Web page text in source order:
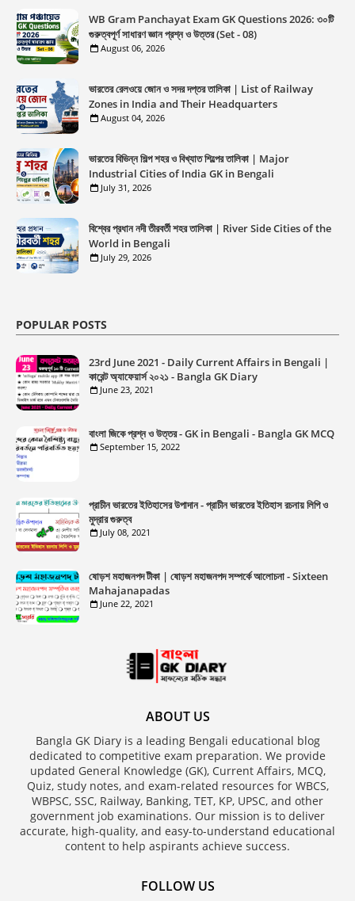
WB Gram Panchayat Exam GK Questions 2026: ৩০টি
গুরুত্বপূর্ণ সাধারণ জ্ঞান প্রশ্ন ও উত্তর (Set - 08)
August 06, 2026
ভারতের রেলওয়ে জোন ও সদর দপ্তর তালিকা | List of Railway
Zones in India and Their Headquarters
August 04, 2026
ভারতের বিভিন্ন শিল্প শহর ও বিখ্যাত শিল্পের তালিকা | Major
Industrial Cities of India GK in Bengali
July 31, 2026
বিশ্বের প্রধান নদী তীরবর্তী শহর তালিকা | River Side Cities of the
World in Bengali
July 29, 2026
POPULAR POSTS
23rd June 2021 - Daily Current Affairs in Bengali |
কারেন্ট অ্যাফেয়ার্স ২০২১ - Bangla GK Diary
June 23, 2021
বাংলা জিকে প্রশ্ন ও উত্তর - GK in Bengali - Bangla GK MCQ
September 15, 2022
প্রাচীন ভারতের ইতিহাসের উপাদান - প্রাচীন ভারতের ইতিহাস রচনায় লিপি ও
মুদ্রার গুরুত্ব
July 08, 2021
ষোড়শ মহাজনপদ টীকা | ষোড়শ মহাজনপদ সম্পর্কে আলোচনা - Sixteen
Mahajanapadas
June 22, 2021
ABOUT US
Bangla GK Diary is a leading Bengali educational blog
dedicated to competitive exam preparation. We provide
updated General Knowledge (GK), Current Affairs, MCQ,
Quiz, study notes, and exam-related resources for WBCS,
WBPSC, SSC, Railway, Banking, TET, KP, UPSC, and other
government job examinations. Our mission is to deliver
accurate, high-quality, and easy-to-understand educational
content to help aspirants achieve success.
FOLLOW US